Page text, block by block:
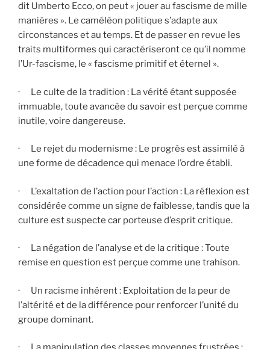
dit Umberto Ecco, on peut « jouer au fascisme de mille
manières ». Le caméléon politique s’adapte aux
circonstances et au temps. Et de passer en revue les
traits multiformes qui caractériseront ce qu’il nomme
l’Ur-fascisme, le « fascisme primitif et éternel ».
· Le culte de la tradition : La vérité étant supposée
immuable, toute avancée du savoir est perçue comme
inutile, voire dangereuse.
· Le rejet du modernisme : Le progrès est assimilé à
une forme de décadence qui menace l’ordre établi.
· L’exaltation de l’action pour l’action : La réflexion est
considérée comme un signe de faiblesse, tandis que la
culture est suspecte car porteuse d’esprit critique.
· La négation de l’analyse et de la critique : Toute
remise en question est perçue comme une trahison.
· Un racisme inhérent : Exploitation de la peur de
l’altérité et de la différence pour renforcer l’unité du
groupe dominant.